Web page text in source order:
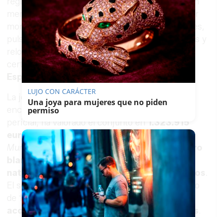
menor, como se intentó transmitir en un primer
momento. Eranmás de 80 piezasentre collares,
pulseras, sortijas, pendientes, gemelos, broches y
relojes, con piedras preciosas auténticas
certificadas por elInstituto Gemológico
Español
: zafiros, rubíes, esmeraldas.
La joyería y casa de subastas
Ansorena
encargada por el juez de realizar el informe
pericial, ha valorado el conjunto en 1.323.915
euros. La tasación ha sido adelantada por
Mundo.La pieza más valiosa es uncollar en oro
blanco con diamantes y dos esmeraldas
naturales de Zambia , tasado en278.000 euros
El segundo más caro es otro collar de oro blanco
de 18 kilates con
13 zafiros de Tailandia
acompañados de diamantes:220.000 euros
LUJO CON CARÁCTER
Una joya para mujeres que no piden
permiso